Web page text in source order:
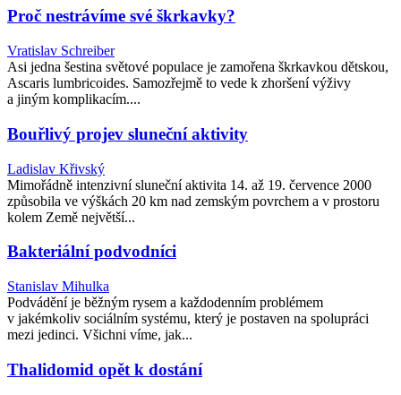
Proč nestrávíme své škrkavky?
Vratislav Schreiber
Asi jedna šestina světové populace je zamořena škrkavkou dětskou,
Ascaris lumbricoides. Samozřejmě to vede k zhoršení výživy
a jiným komplikacím....
Bouřlivý projev sluneční aktivity
Ladislav Křivský
Mimořádně intenzivní sluneční aktivita 14. až 19. července 2000
způsobila ve výškách 20 km nad zemským povrchem a v prostoru
kolem Země největší...
Bakteriální podvodníci
Stanislav Mihulka
Podvádění je běžným rysem a každodenním problémem
v jakémkoliv sociálním systému, který je postaven na spolupráci
mezi jedinci. Všichni víme, jak...
Thalidomid opět k dostání